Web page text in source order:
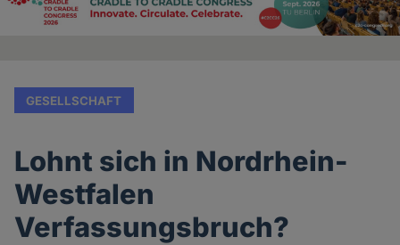
GESELLSCHAFT
Lohnt sich in Nordrhein-
Westfalen
Verfassungsbruch?